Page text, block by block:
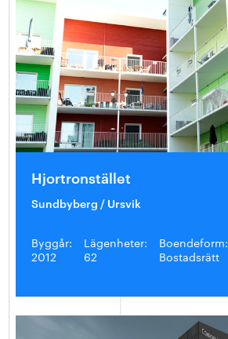
Hjortronstället
Sundbyberg / Ursvik
Byggår:
2012
Lägenheter:
62
Boendeform:
Bostadsrätt